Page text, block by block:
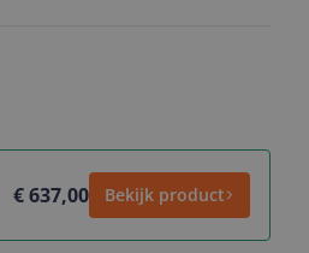
€ 637,00 Bekijk product